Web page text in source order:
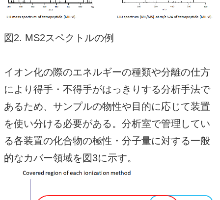
図2. MS2スペクトルの例
イオン化の際のエネルギーの種類や分離の仕方
により得手・不得手がはっきりする分析手法で
あるため、サンプルの物性や目的に応じて装置
を使い分ける必要がある。分析室で管理してい
る各装置の化合物の極性・分子量に対する一般
的なカバー領域を図3に示す。